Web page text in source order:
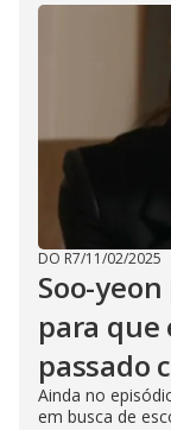
DO R7/11/02/2025
Soo-
para que
passado
Ainda no
em busca de